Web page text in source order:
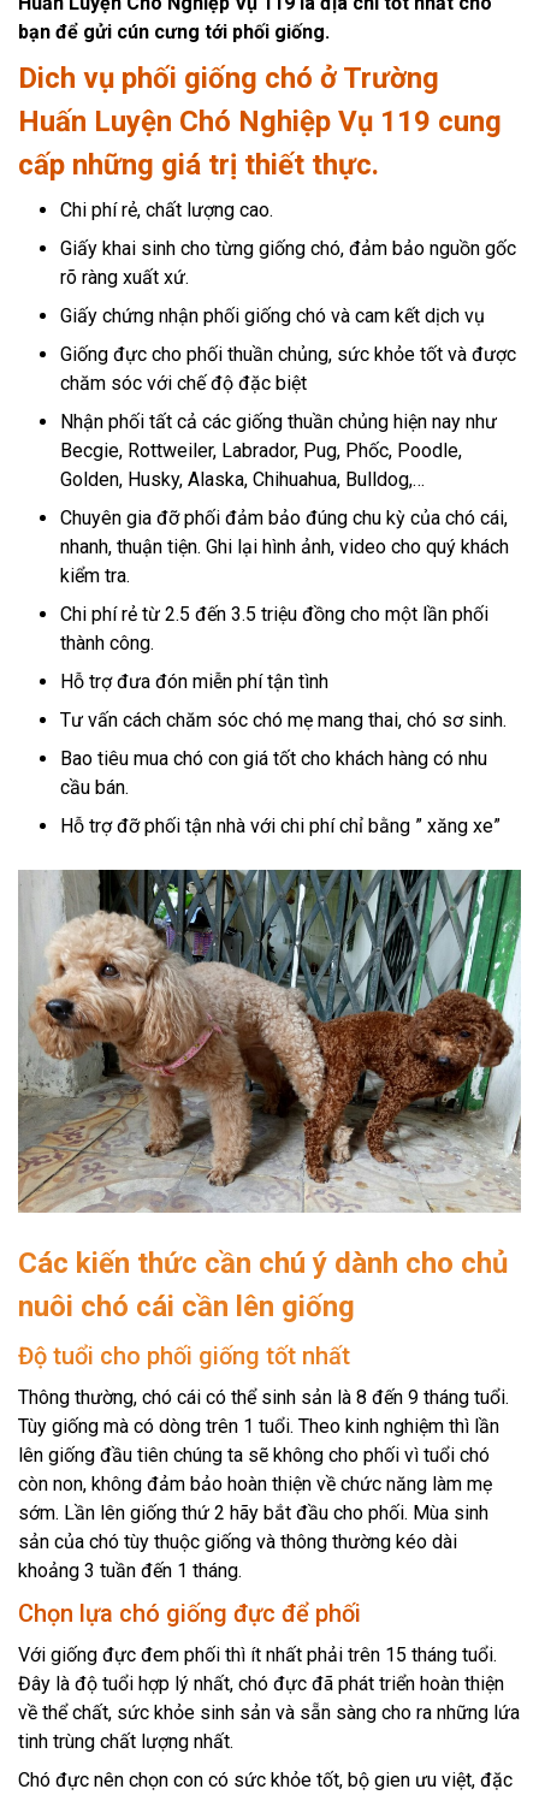
bạn để gửi cún cưng tới phối giống.
Dich vụ phối giống chó ở Trường
Huấn Luyện Chó Nghiệp Vụ 119 cung
cấp những giá trị thiết thực.
Chi phí rẻ, chất lượng cao.
Giấy khai sinh cho từng giống chó, đảm bảo nguồn gốc
rõ ràng xuất xứ.
Giấy chứng nhận phối giống chó và cam kết dịch vụ
Giống đực cho phối thuần chủng, sức khỏe tốt và được
chăm sóc với chế độ đặc biệt
Nhận phối tất cả các giống thuần chủng hiện nay như
Becgie, Rottweiler, Labrador, Pug, Phốc, Poodle,
Golden, Husky, Alaska, Chihuahua, Bulldog,…
Chuyên gia đỡ phối đảm bảo đúng chu kỳ của chó cái,
nhanh, thuận tiện. Ghi lại hình ảnh, video cho quý khách
kiểm tra.
Chi phí rẻ từ 2.5 đến 3.5 triệu đồng cho một lần phối
thành công.
Hỗ trợ đưa đón miễn phí tận tình
Tư vấn cách chăm sóc chó mẹ mang thai, chó sơ sinh.
Bao tiêu mua chó con giá tốt cho khách hàng có nhu
cầu bán.
Hỗ trợ đỡ phối tận nhà với chi phí chỉ bằng ” xăng xe”
Các kiến thức cần chú ý dành cho chủ
nuôi chó cái cần lên giống
Độ tuổi cho phối giống tốt nhất
Thông thường, chó cái có thể sinh sản là 8 đến 9 tháng tuổi.
Tùy giống mà có dòng trên 1 tuổi. Theo kinh nghiệm thì lần
lên giống đầu tiên chúng ta sẽ không cho phối vì tuổi chó
còn non, không đảm bảo hoàn thiện về chức năng làm mẹ
sớm. Lần lên giống thứ 2 hãy bắt đầu cho phối. Mùa sinh
sản của chó tùy thuộc giống và thông thường kéo dài
khoảng 3 tuần đến 1 tháng.
Chọn lựa chó giống đực để phối
Với giống đực đem phối thì ít nhất phải trên 15 tháng tuổi.
Đây là độ tuổi hợp lý nhất, chó đực đã phát triển hoàn thiện
về thể chất, sức khỏe sinh sản và sẵn sàng cho ra những lứa
tinh trùng chất lượng nhất.
Chó đực nên chọn con có sức khỏe tốt, bộ gien ưu việt, đặc